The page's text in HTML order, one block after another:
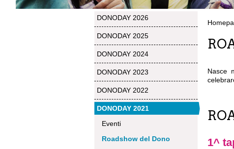
DONODAY 2026
DONODAY 2025
DONODAY 2024
DONODAY 2023
DONODAY 2022
DONODAY 2021
Eventi
Roadshow del Dono
Nasce
1^